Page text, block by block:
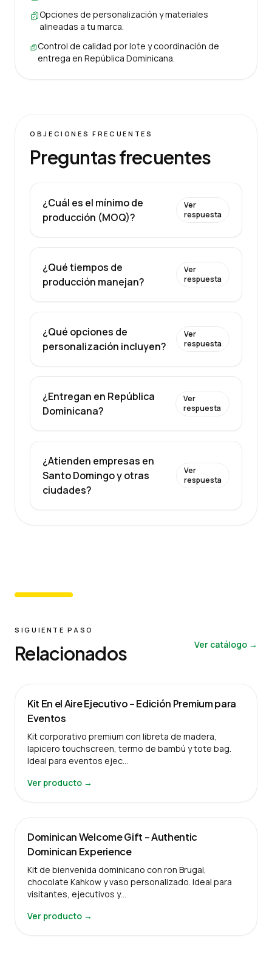
Opciones de personalización y materiales
alineadas a tu marca.
Control de calidad por lote y coordinación de
entrega en República Dominicana.
OBJECIONES FRECUENTES
Preguntas frecuentes
¿Cuál es el mínimo de
producción (MOQ)?
Ver
respuesta
¿Qué tiempos de
producción manejan?
Ver
respuesta
¿Qué opciones de
personalización incluyen?
Ver
respuesta
¿Entregan en República
Dominicana?
Ver
respuesta
¿Atienden empresas en
Santo Domingo y otras
ciudades?
Ver
respuesta
SIGUIENTE PASO
Relacionados Ver catálogo →
Kit En el Aire Ejecutivo – Edición Premium para
Eventos
Kit corporativo premium con libreta de madera,
lapicero touchscreen, termo de bambú y tote bag.
Ideal para eventos ejec…
Ver producto →
Dominican Welcome Gift – Authentic
Dominican Experience
Kit de bienvenida dominicano con ron Brugal,
chocolate Kahkow y vaso personalizado. Ideal para
visitantes, ejecutivos y…
Ver producto →